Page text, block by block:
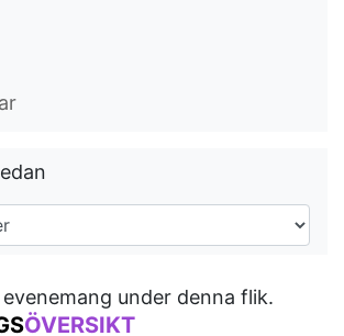
under denna flik.
ÖVERSIKT